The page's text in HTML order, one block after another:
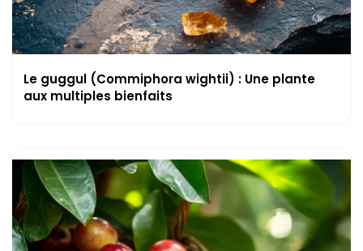
Le guggul (Commiphora wightii) : Une plante
aux multiples bienfaits